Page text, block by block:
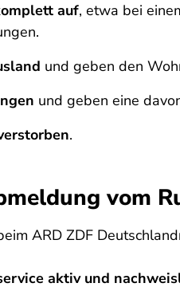
auf, etwa bei
und geben den
und geben eine
.
vom
ARD ZDF
aktiv und